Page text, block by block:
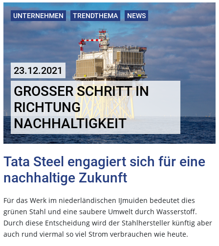
UNTERNEHMEN TRENDTHEMA NEWS
23.12.2021
GROSSER SCHRITT IN R
ICHTUNG N
ACHHALTIGKEIT
Tata Steel engagiert sich für eine
nachhaltige Zukunft
Für das Werk im niederländischen IJmuiden bedeutet dies
grünen Stahl und eine saubere Umwelt durch Wasserstoff.
Durch diese Entscheidung wird der Stahlhersteller künftig aber
auch rund viermal so viel Strom verbrauchen wie heute.